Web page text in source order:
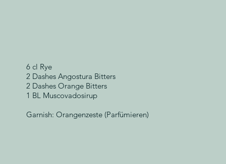
6 cl Rye
2 Dashes Angostura Bitters
2 Dashes Orange Bitters
1 BL Muscovadosirup
Garnish: Orangenzeste (Parfümieren)